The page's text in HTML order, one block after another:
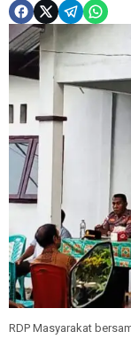
RDP Masyarakat